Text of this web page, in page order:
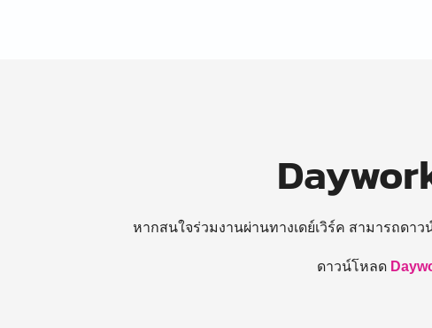
หากสนใจร่วมงานผ่านทางเดย์เวิร์ค สามารถดา
ดาวน์โหลด